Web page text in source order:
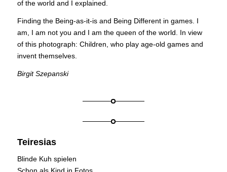
of the world and I explained.
Finding the Being-as-it-is and Being Different in games. I
am, I am not you and I am the queen of the world. In view
of this photograph: Children, who play age-old games and
invent themselves.
Birgit Szepanski
Teiresias
Blinde Kuh spielen
Schon als Kind in Fotos